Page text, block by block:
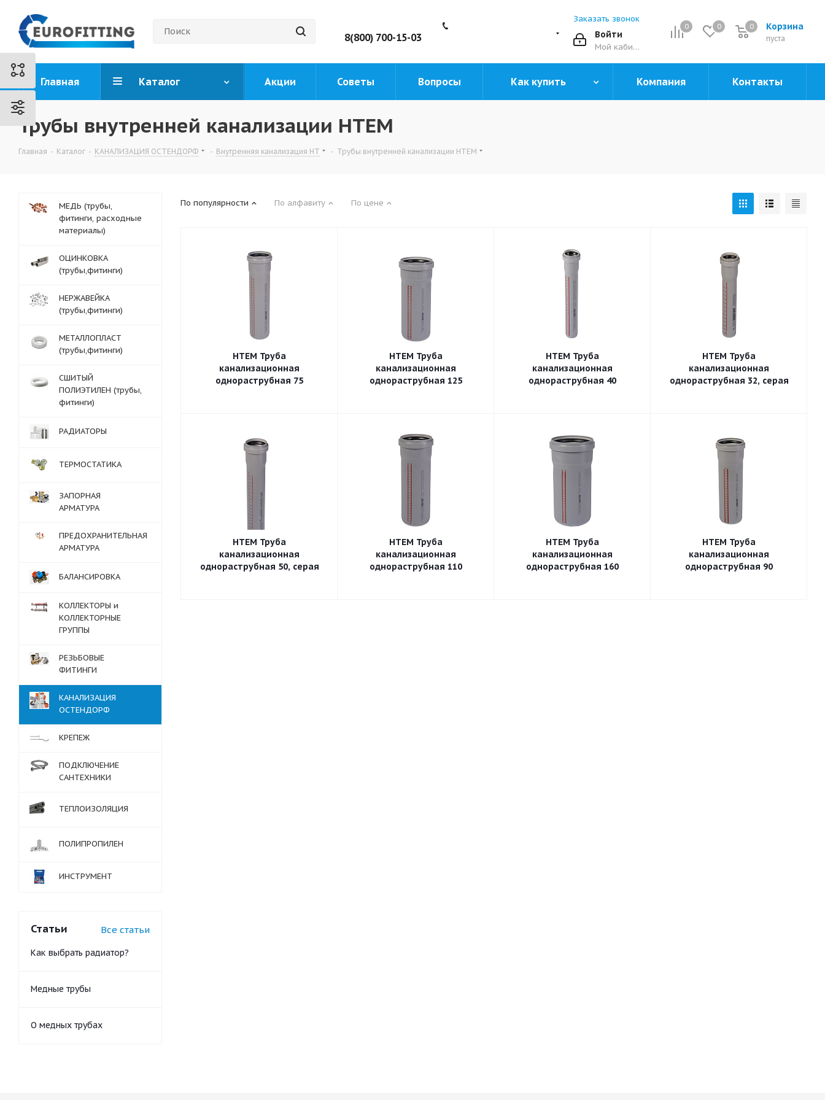
0 0 Корзина
0
пуста
0
Заказать звонок
Войти
Мой кабинет
8(800) 700-15-03
Главная Каталог Акции Советы Вопросы Как купить Компания Контакты
Трубы внутренней канализации HTEM
Главная - Каталог - КАНАЛИЗАЦИЯ ОСТЕНДОРФ - Внутренняя канализация HT - Трубы внутренней канализации HTEM
По популярности По алфавиту По цене
HTEM Труба
канализационная
однораструбная 75
HTEM Труба
канализационная
однораструбная 125
HTEM Труба
канализационная
однораструбная 40
HTEM Труба
канализационная
однораструбная 32, серая
HTEM Труба
канализационная
однораструбная 50, серая
HTEM Труба
канализационная
однораструбная 110
HTEM Труба
канализационная
однораструбная 160
HTEM Труба
канализационная
однораструбная 90
МЕДЬ (трубы,
фитинги, расходные
материалы)
ОЦИНКОВКА
(трубы,фитинги)
НЕРЖАВЕЙКА
(трубы,фитинги)
МЕТАЛЛОПЛАСТ
(трубы,фитинги)
СШИТЫЙ
ПОЛИЭТИЛЕН (трубы,
фитинги)
РАДИАТОРЫ
ТЕРМОСТАТИКА
ЗАПОРНАЯ
АРМАТУРА
ПРЕДОХРАНИТЕЛЬНАЯ
АРМАТУРА
БАЛАНСИРОВКА
КОЛЛЕКТОРЫ и
КОЛЛЕКТОРНЫЕ
ГРУППЫ
РЕЗЬБОВЫЕ
ФИТИНГИ
КАНАЛИЗАЦИЯ
ОСТЕНДОРФ
КРЕПЕЖ
ПОДКЛЮЧЕНИЕ
САНТЕХНИКИ
ТЕПЛОИЗОЛЯЦИЯ
ПОЛИПРОПИЛЕН
ИНСТРУМЕНТ
Статьи Все статьи
Как выбрать радиатор?
Медные трубы
О медных трубах